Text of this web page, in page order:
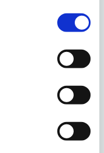
borgerpanel